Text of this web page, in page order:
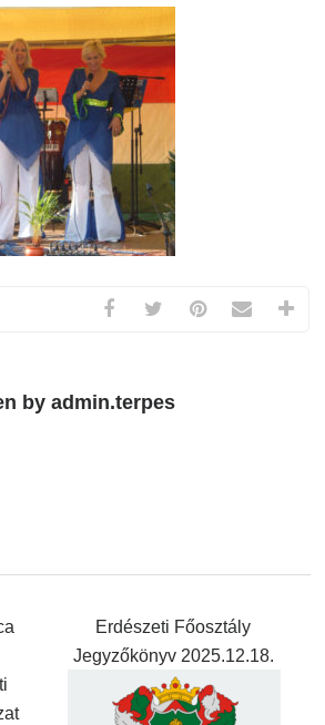
by admin.terpes
Erdészeti Főosztály
Jegyzőkönyv 2025.12.18.